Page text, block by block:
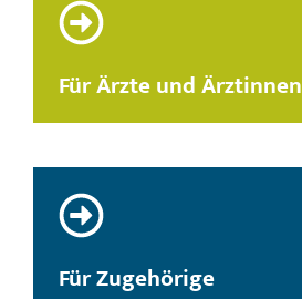
Für Ärzte und Ärztinnen
Für Zugehörige